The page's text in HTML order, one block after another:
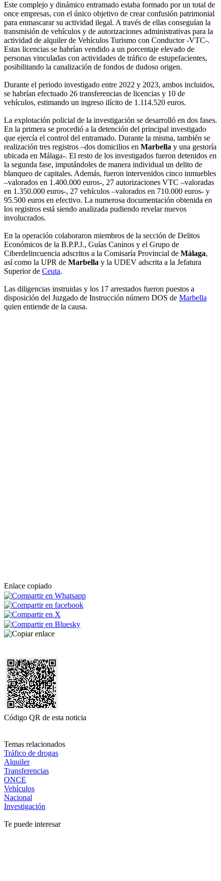
Este complejo y dinámico entramado estaba formado por un total de
once empresas, con el único objetivo de crear confusión patrimonial
para enmascarar su actividad ilegal. A través de ellas conseguían la
transmisión de vehículos y de autorizaciones administrativas para la
actividad de alquiler de Vehículos Turismo con Conductor -VTC-.
Estas licencias se habrían vendido a un porcentaje elevado de
personas vinculadas con actividades de tráfico de estupefacientes,
posibilitando la canalización de fondos de dudoso origen.
Durante el periodo investigado entre 2022 y 2023, ambos incluidos,
se habrían efectuado 26 transferencias de licencias y 10 de
vehículos, estimando un ingreso ilícito de 1.114.520 euros.
La explotación policial de la investigación se desarrolló en dos fases.
En la primera se procedió a la detención del principal investigado
que ejercía el control del entramado. Durante la misma, también se
realización tres registros –dos domicilios en Marbella y una gestoría
ubicada en Málaga-. El resto de los investigados fueron detenidos en
la segunda fase, imputándoles de manera individual un delito de
blanqueo de capitales. Además, fueron intervenidos cinco inmuebles
–valorados en 1.400.000 euros-, 27 autorizaciones VTC –valoradas
en 1.350.000 euros-, 27 vehículos –valorados en 710.000 euros- y
95.500 euros en efectivo. La numerosa documentación obtenida en
los registros está siendo analizada pudiendo revelar nuevos
involucrados.
En la operación colaboraron miembros de la sección de Delitos
Económicos de la B.P.P.J., Guías Caninos y el Grupo de
Ciberdelincuencia adscritos a la Comisaría Provincial de Málaga,
así como la UPR de Marbella y la UDEV adscrita a la Jefatura
Superior de Ceuta.
Las diligencias instruidas y los 17 arrestados fueron puestos a
disposición del Juzgado de Instrucción número DOS de Marbella
quien entiende de la causa.
Enlace copiado
Código QR de esta noticia
Temas relacionados
Tráfico de drogas
Alquiler
Transferencias
ONCE
Vehículos
Nacional
Investigación
Te puede interesar